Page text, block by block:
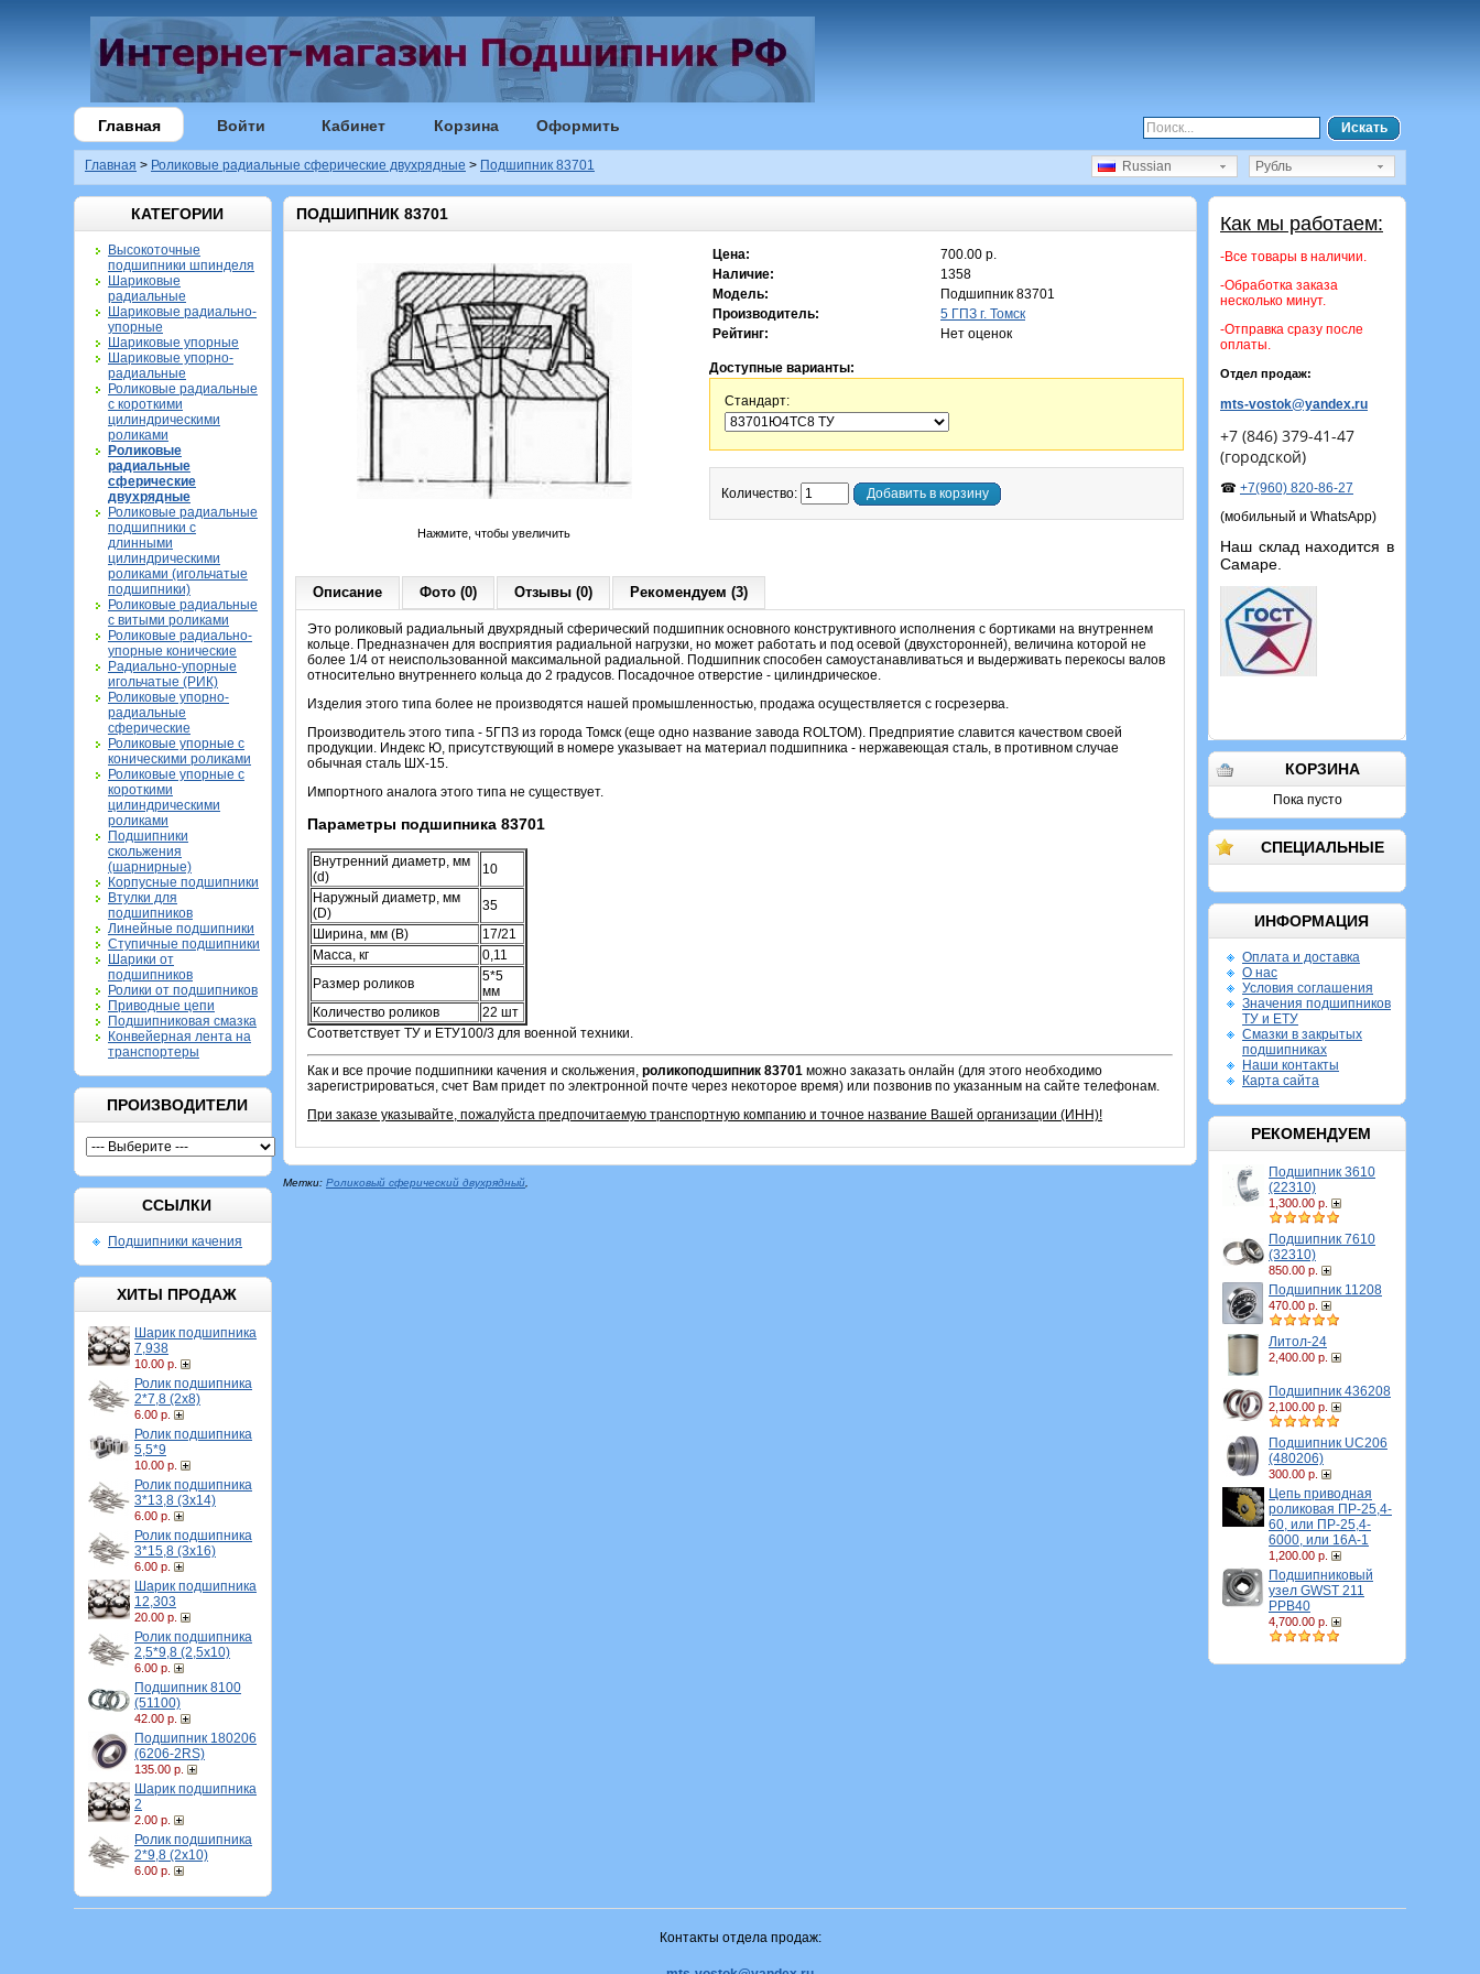
Главная Войти Кабинет Корзина Оформить Искать
Главная > Роликовые радиальные сферические двухрядные > Подшипник 83701 Рубль
Russian
КАТЕГОРИИ
Высокоточные
подшипники шпинделя
Шариковые
радиальные
Шариковые радиально-
упорные
Шариковые упорные
Шариковые упорно-
радиальные
Роликовые радиальные
с короткими
цилиндрическими
роликами
Роликовые
радиальные
сферические
двухрядные
Роликовые радиальные
подшипники с
длинными
цилиндрическими
роликами (игольчатые
подшипники)
Роликовые радиальные
с витыми роликами
Роликовые радиально-
упорные конические
Радиально-упорные
игольчатые (РИК)
Роликовые упорно-
радиальные
сферические
Роликовые упорные с
коническими роликами
Роликовые упорные с
короткими
цилиндрическими
роликами
Подшипники
скольжения
(шарнирные)
Корпусные подшипники
Втулки для
подшипников
Линейные подшипники
Ступичные подшипники
Шарики от
подшипников
Ролики от подшипников
Приводные цепи
Подшипниковая смазка
Конвейерная лента на
транспортеры
ПРОИЗВОДИТЕЛИ
ССЫЛКИ
Подшипники качения
ХИТЫ ПРОДАЖ
Шарик подшипника
7,938
10.00 р.
Ролик подшипника
2*7,8 (2х8)
6.00 р.
Ролик подшипника
5,5*9
10.00 р.
Ролик подшипника
3*13,8 (3х14)
6.00 р.
Ролик подшипника
3*15,8 (3х16)
6.00 р.
Шарик подшипника
12,303
20.00 р.
Ролик подшипника
2,5*9,8 (2,5х10)
6.00 р.
Подшипник 8100
(51100)
42.00 р.
Подшипник 180206
(6206-2RS)
135.00 р.
Шарик подшипника
2
2.00 р.
Ролик подшипника
2*9,8 (2х10)
6.00 р.
Как мы работаем:
-Все товары в наличии.
-Обработка заказа
несколько минут.
-Отправка сразу после
оплаты.
Отдел продаж:
mts-vostok@yandex.ru
+7 (846) 379-41-47
(городской)
☎ +7(960) 820-86-27
(мобильный и WhatsApp)
Наш склад находится в
Самаре.
КОРЗИНА
Пока пусто
СПЕЦИАЛЬНЫЕ
ИНФОРМАЦИЯ
Оплата и доставка
О нас
Условия соглашения
Значения подшипников
ТУ и ЕТУ
Смазки в закрытых
подшипниках
Наши контакты
Карта сайта
РЕКОМЕНДУЕМ
Подшипник 3610
(22310)
1,300.00 р.
Подшипник 7610
(32310)
850.00 р.
Подшипник 11208
470.00 р.
Литол-24
2,400.00 р.
Подшипник 436208
2,100.00 р.
Подшипник UC206
(480206)
300.00 р.
Цепь приводная
роликовая ПР-25,4-
60, или ПР-25,4-
6000, или 16A-1
1,200.00 р.
Подшипниковый
узел GWST 211
PPB40
4,700.00 р.
ПОДШИПНИК 83701
Нажмите, чтобы увеличить
Цена:
700.00 р.
Наличие:
1358
Модель:
Подшипник 83701
Производитель:
5 ГПЗ г. Томск
Рейтинг:
Нет оценок
Доступные варианты:
Стандарт:
Количество: Добавить в корзину
Описание Фото (0) Отзывы (0) Рекомендуем (3)
Это роликовый радиальный двухрядный сферический подшипник основного конструктивного исполнения с бортиками на внутреннем
кольце. Предназначен для восприятия радиальной нагрузки, но может работать и под осевой (двухсторонней), величина которой не
более 1/4 от неиспользованной максимальной радиальной. Подшипник способен самоустанавливаться и выдерживать перекосы валов
относительно внутреннего кольца до 2 градусов. Посадочное отверстие - цилиндрическое.
Изделия этого типа более не производятся нашей промышленностью, продажа осуществляется с госрезерва.
Производитель этого типа - 5ГПЗ из города Томск (еще одно название завода ROLTOM). Предприятие славится качеством своей
продукции. Индекс Ю, присутствующий в номере указывает на материал подшипника - нержавеющая сталь, в противном случае
обычная сталь ШХ-15.
Импортного аналога этого типа не существует.
Параметры подшипника 83701
Внутренний диаметр, мм
(d)
10
Наружный диаметр, мм
(D)
35
Ширина, мм (B)
17/21
Масса, кг
0,11
Размер роликов
5*5
мм
Количество роликов
22 шт
Соответствует ТУ и ЕТУ100/3 для военной техники.
Как и все прочие подшипники качения и скольжения, роликоподшипник 83701 можно заказать онлайн (для этого необходимо
зарегистрироваться, счет Вам придет по электронной почте через некоторое время) или позвонив по указанным на сайте телефонам.
При заказе указывайте, пожалуйста предпочитаемую транспортную компанию и точное название Вашей организации (ИНН)!
Метки: Роликовый сферический двухрядный
Контакты отдела продаж: